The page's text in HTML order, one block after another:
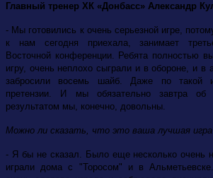
Главный тренер ХК «Донбасс» Александр
- Мы готовились к очень серьезной игре,
к нам сегодня приехала, занимает
Восточной конференции. Ребята полностью
игру, очень неплохо сыграли и в обороне, и в
забросили восемь шайб. Даже по такой
претензии. И мы обязательно завтра
результатом мы, конечно, довольны.
Можно ли сказать, что это ваша лучшая
- Я бы не сказал. Было еще несколько очень
играли дома с "Торосом" и в